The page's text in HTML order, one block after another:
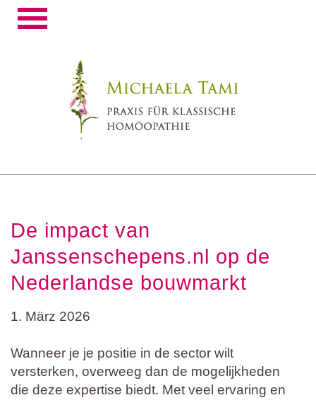
Toggle
De impact van
Janssenschepens.nl op de
Nederlandse bouwmarkt
1. März 2026
Wanneer je je positie in de sector wilt
versterken, overweeg dan de mogelijkheden
die deze expertise biedt. Met veel ervaring en